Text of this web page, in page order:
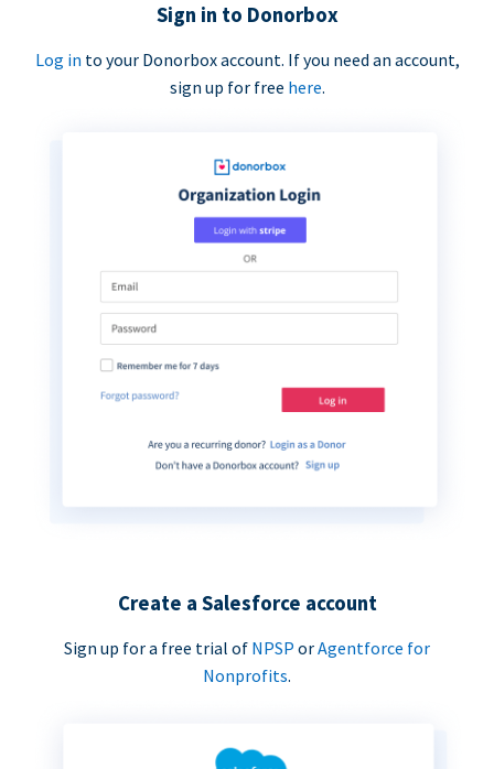
Sign in to Donorbox
Log in to your Donorbox account. If you need an account,
sign up for free here.
Create a Salesforce account
Sign up for a free trial of NPSP orAgentforce for
Nonprofits.